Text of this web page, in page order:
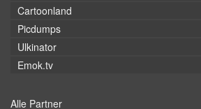
Cartoonland
Picdumps
Ulkinator
Emok.tv
Alle Partner